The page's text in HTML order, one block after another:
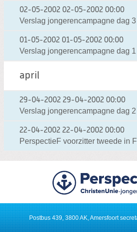
02-05-2002 02-05-2002 00:00
Verslag jongerencampagne dag 3
01-05-2002 01-05-2002 00:00
Verslag jongerencampagne dag 1
april
29-04-2002 29-04-2002 00:00
Verslag jongerencampagne dag 2
22-04-2002 22-04-2002 00:00
PerspectieF voorzitter tweede in
Postbus 439, 3800 AK, Amersfoort